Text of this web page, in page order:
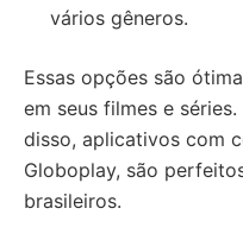
vários gêneros.
Essas opções são
em seus filmes e
disso, aplicativos com
Globoplay, são
brasileiros.